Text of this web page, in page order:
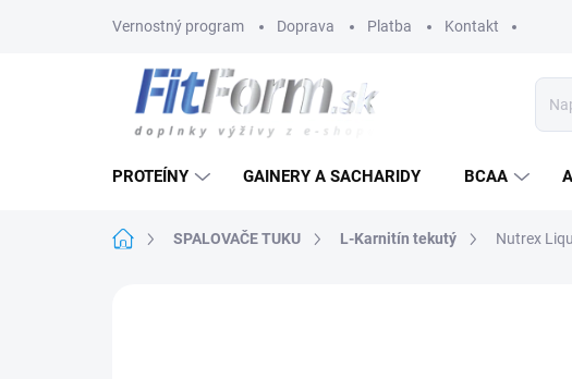
Vernostný program Doprava Platba Kontakt
PROTEÍNY GAINERY A SACHARIDY BCAA
DomovSPALOVAČE TUKU L-Karnitín tekutý Nutrex